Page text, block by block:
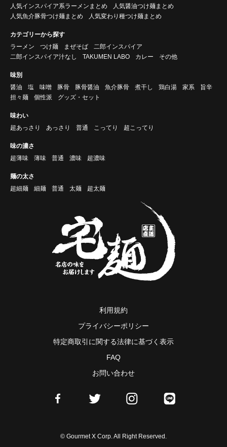
人気インスパイア系ラーメンまとめ
人気醤油つけ麺まとめ
人気魚介豚骨つけ麺まとめ
人気変わり種つけ麺まとめ
カテゴリーから探す
ラーメン
つけ麺 まぜそば
二郎インスパイア
二郎インスパイア汁なし
TAKUMEN LABO カレー その他
味別
醤油
塩 味噌 豚骨 豚骨醤油 魚介豚骨 煮干し 鶏白湯 家系
旨辛
担々麺
個性派 グッズ・セット
味わい
超あっさり
あっさり 普通 こってり 超こってり
味の濃さ
超薄味
薄味 普通 濃味 超濃味
麺の太さ
超細麺
細麺 普通 太麺 超太麺
利用規約
プライバシーポリシー
特定商取引に関する法律に基づく表示
FAQ
お問い合わせ
© Gourmet X Corp. All Right Reserved.